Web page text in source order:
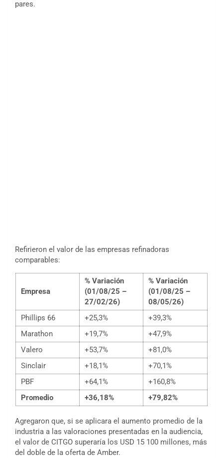
pares.
Refirieron el valor de las empresas refinadoras
comparables:
Empresa
% Variación
(01/08/25 –
27/02/26)
% Variación
(01/08/25 –
08/05/26)
Phillips 66
+25,3%
+39,3%
Marathon
+19,7%
+47,9%
Valero
+53,7%
+81,0%
Sinclair
+18,1%
+70,1%
PBF
+64,1%
+160,8%
Promedio
+36,18% +79,82%
Agregaron que, si se aplicara el aumento promedio de la
industria a las valoraciones presentadas en la audiencia,
el valor de CITGO superaría los USD 15 100 millones, más
del doble de la oferta de Amber.